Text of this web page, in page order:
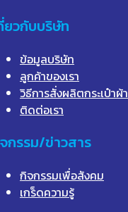
ยวกับบริษัท
ข้อมูลบริษัท
ลูกค้าของเรา
วิธีการสั่งผลิตกระเป๋าผ้า
ติดต่อเรา
กรรม/ข่าวสาร
กิจกรรมเพื่อสังคม
เกร็ดความรู้